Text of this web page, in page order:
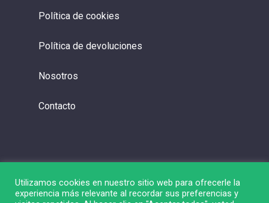
Política de cookies
Política de devoluciones
Nosotros
Contacto
Utilizamos cookies en nuestro sitio web para ofrecerle la
experiencia más relevante al recordar sus preferencias y